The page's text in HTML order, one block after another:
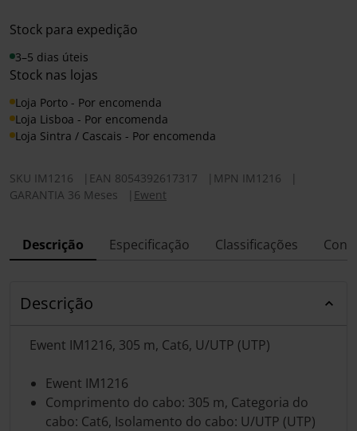
Stock para expedição
3–5 dias úteis
Stock nas lojas
Loja Porto - Por encomenda
Loja Lisboa - Por encomenda
Loja Sintra / Cascais - Por encomenda
SKU IM1216 EAN 8054392617317 MPN IM1216
GARANTIA 36 Meses
Ewent
Descrição Especificação Classificações
Descrição
Ewent IM1216, 305 m, Cat6, U/UTP (UTP)
Ewent IM1216
Comprimento do cabo: 305 m, Categoria do
cabo: Cat6, Isolamento do cabo: U/UTP (UTP)